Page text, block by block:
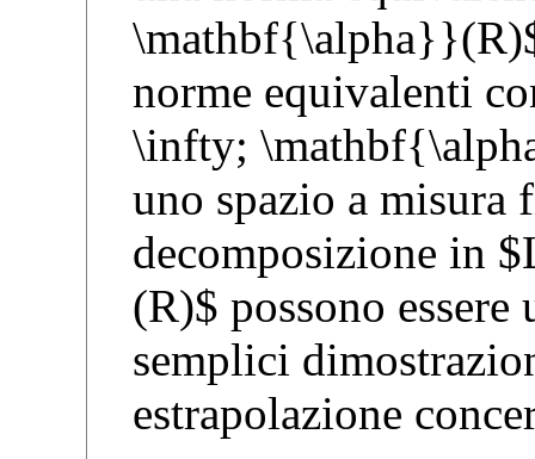
norme equivalenti
\infty;
uno spazio a misura
decomposizione in
(R)$ possono
semplici
estrapolazione